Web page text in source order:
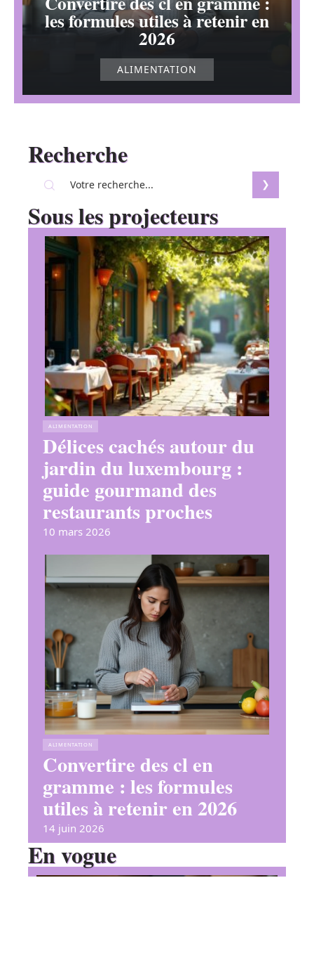
les formules utiles à retenir en
2026
ALIMENTATION
Recherche
Sous les projecteurs
ALIMENTATION
Délices cachés autour du
jardin du luxembourg :
guide gourmand des
restaurants proches
10 mars 2026
ALIMENTATION
Convertire des cl en
gramme : les formules
utiles à retenir en 2026
14 juin 2026
En vogue